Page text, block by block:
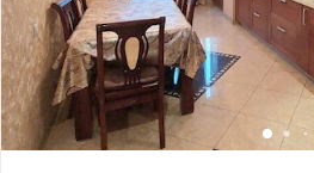
район, где не нужно тратить время на
ребенка в детский сад, купить
Все, что нужно для современной и
в радиусе 10 минут от дома. - до
пешком - рядом детские сады, школы,
ТРЦ, супермаркеты, рестораны, Sport
лес. Звоните для записи на просмотр.